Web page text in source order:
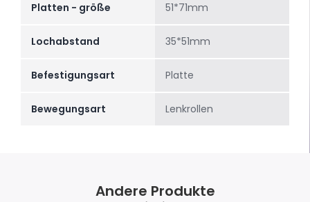
Platten - größe 51*71mm
Lochabstand 35*51mm
Befestigungsart Platte
Bewegungsart Lenkrollen
Andere Produkte